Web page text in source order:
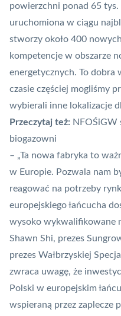
powierzchni ponad 65 tys.
uruchomiona w ciągu
stworzy około 400
kompetencje w obszarze
energetycznych. To dobra
czasie częściej mogliśmy
wybierali inne lokalizacje
Przeczytaj też: NFOŚiGW
biogazowni
– „Ta nowa fabryka to
w Europie. Pozwala nam
reagować na potrzeby
europejskiego łańcucha
wysoko wykwalifikowane
Shawn Shi, prezes
prezes Wałbrzyskiej
zwraca uwagę, że
Polski w europejskim
wspieraną przez zaplecze